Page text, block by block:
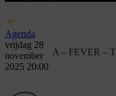
Agenda
vrijdag 28
november
2025 20:00
A – FEVER –